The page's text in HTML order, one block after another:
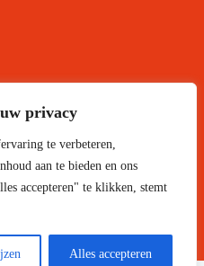
privacy
te verbeteren,
aan te bieden en ons
accepteren" te klikken, stemt
Alles accepteren
Volg ons